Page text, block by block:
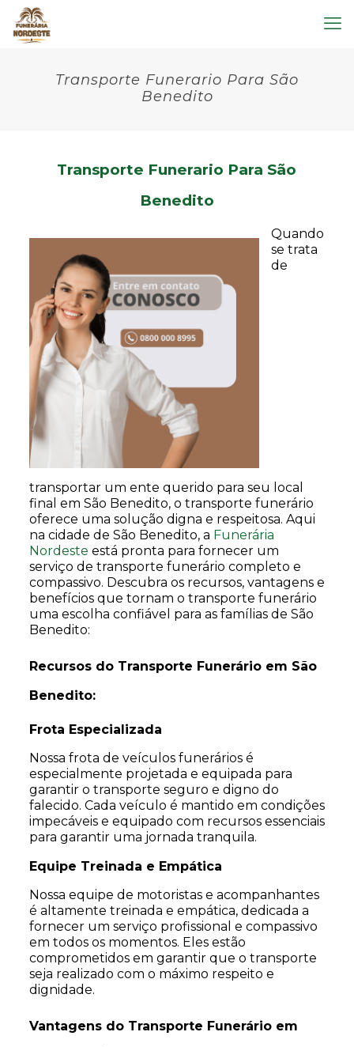
Transporte Funerario Para São
Benedito
Transporte Funerario Para São
Benedito
Quando
se trata
de
transportar um ente querido para seu local
final em São Benedito, o transporte funerário
oferece uma solução digna e respeitosa. Aqui
na cidade de São Benedito, a Funerária
Nordeste está pronta para fornecer um
serviço de transporte funerário completo e
compassivo. Descubra os recursos, vantagens e
benefícios que tornam o transporte funerário
uma escolha confiável para as famílias de São
Benedito:
Recursos do Transporte Funerário em São
Benedito:
Frota Especializada
Nossa frota de veículos funerários é
especialmente projetada e equipada para
garantir o transporte seguro e digno do
falecido. Cada veículo é mantido em condições
impecáveis e equipado com recursos essenciais
para garantir uma jornada tranquila.
Equipe Treinada e Empática
Nossa equipe de motoristas e acompanhantes
é altamente treinada e empática, dedicada a
fornecer um serviço profissional e compassivo
em todos os momentos. Eles estão
comprometidos em garantir que o transporte
seja realizado com o máximo respeito e
dignidade.
Vantagens do Transporte Funerário em